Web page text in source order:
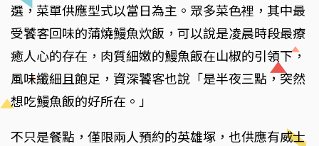
選，菜單供應型式以當日為主。眾多菜色裡，其中最
受饕客回味的蒲燒鰻魚炊飯，可以說是凌晨時段最療
癒人心的存在，肉質細嫩的鰻魚飯在山椒的引領下，
風味纖細且飽足，資深饕客也說「是半夜三點，突然
想吃鰻魚飯的好所在。」
不只是餐點，僅限兩人預約的英雄塚，也供應有威士